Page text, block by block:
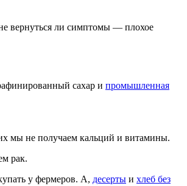
вернуться ли симптомы — плохое
сахар и промышленная
мы не получаем кальций и витамины.
рак.
у фермеров. А, десерты и хлеб без